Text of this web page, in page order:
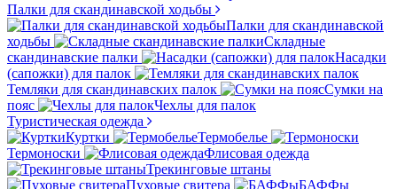
Палки для скандинавской ходьбы
Палки для скандинавской
ходьбы
Складные
скандинавские палки
Насадки
(сапожки) для палок
Темляки для скандинавских палок
Сумки на
пояс
Чехлы для палок
Туристическая одежда
Куртки
Термобелье
Термоноски
Флисовая одежда
Трекинговые штаны
Пуховые свитера
БАФФы